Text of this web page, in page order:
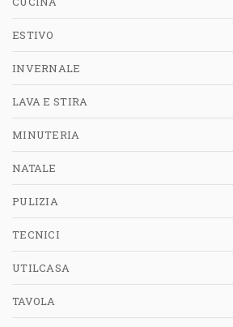
ESTIVO
INVERNALE
LAVA E STIRA
MINUTERIA
NATALE
PULIZIA
TECNICI
UTILCASA
TAVOLA